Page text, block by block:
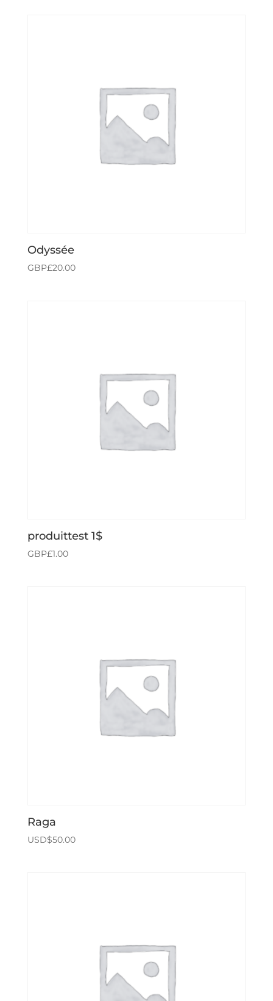
Odyssée
GBP£20.00
produittest 1$
GBP£1.00
Raga
USD$50.00